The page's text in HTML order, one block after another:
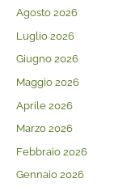
Agosto 2026
Luglio 2026
Giugno 2026
Maggio 2026
Aprile 2026
Marzo 2026
Febbraio 2026
Gennaio 2026